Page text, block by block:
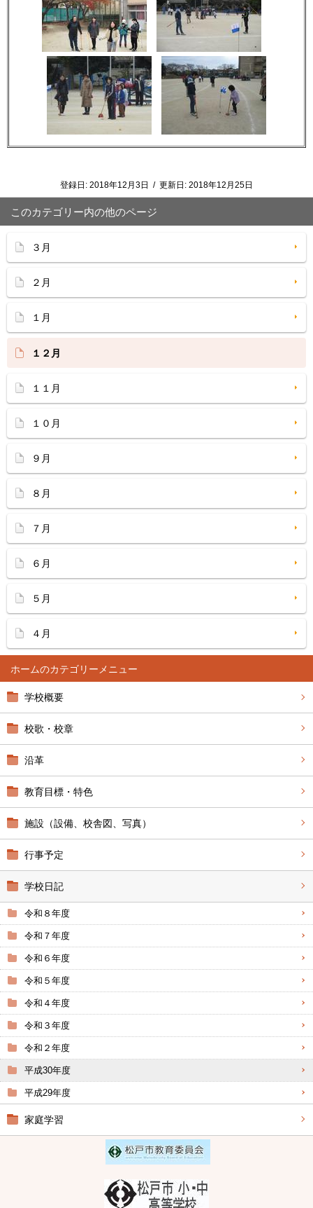
ホーム
学校概要
校歌・校章
沿革
教育目標・特色
施設（設備、校舎図、写真）
行事予定
学校日記
令和８年度
令和７年度
令和６年度
令和５年度
令和４年度
令和３年度
令和２年度
平成30年度
平成29年度
家庭学習
登録日: 2018年12月3日 / 更新日: 2018年12月25日
このカテゴリー内の他のページ
３月
２月
１月
１２月
１１月
１０月
９月
８月
７月
６月
５月
４月